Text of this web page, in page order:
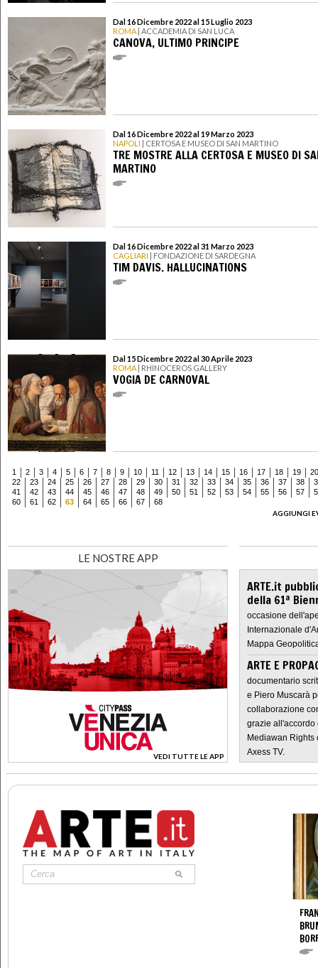
Dal 16 Dicembre 2022 al 15 Luglio 2023
ROMA | ACCADEMIA DI SAN LUCA
CANOVA, ULTIMO PRINCIPE
Dal 16 Dicembre 2022 al 19 Marzo 2023
NAPOLI | CERTOSA E MUSEO DI SAN MARTINO
TRE MOSTRE ALLA CERTOSA E MUSEO DI
MARTINO
Dal 16 Dicembre 2022 al 31 Marzo 2023
CAGLIARI | FONDAZIONE DI SARDEGNA
TIM DAVIS. HALLUCINATIONS
Dal 15 Dicembre 2022 al 30 Aprile 2023
ROMA | RHINOCEROS GALLERY
VOGIA DE CARNOVAL
1 2 3 4 5 6 7 8 9 10 11 12 13 14 15 16 17 18 19
20
22
23 24 25 26 27 28 29 30 31 32 33 34 35 36 37 38
41
42 43 44 45 46 47 48 49 50 51 52 53 54 55 56 57
60
61 62 63 64 65 66 67
68
AGGIUNGI
LE NOSTRE APP
VEDI TUTTE LE APP
>
ARTE.it
della 61ª
occasione
Internazionale
Mappa
ARTE E
documentario
e Piero Muscarà
collaborazione
grazie all'accordo
Mediawan Rights
Axess TV.